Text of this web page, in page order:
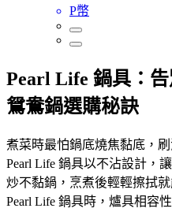
P幣
Pearl Life 鍋具：
鴛鴦鍋選購秘訣
煮菜時最怕鍋底燒焦黏底，
Pearl Life 鍋具以不沾設計，
炒不黏鍋，烹煮後輕輕擦拭
Pearl Life 鍋具時，爐具相容